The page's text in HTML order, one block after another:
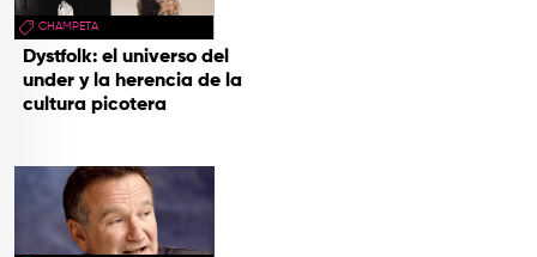
CHAMPETA
Dystfolk: el universo del
under y la herencia de la
cultura picotera